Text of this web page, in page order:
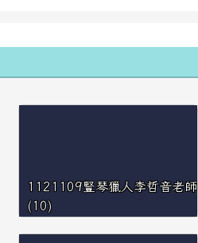
1121109豎琴獵人李哲音老師
(10)